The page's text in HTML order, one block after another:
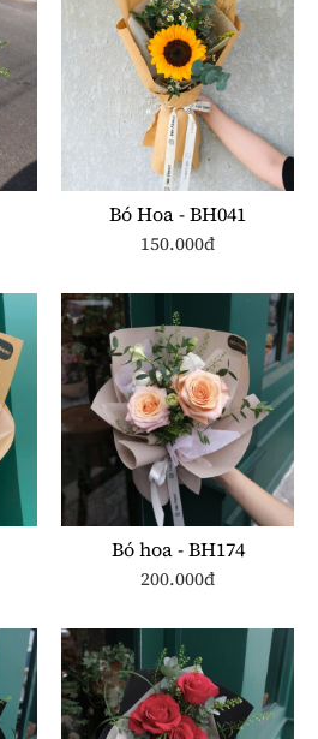
Bó Hoa - BH041
150.000đ
Bó hoa - BH174
200.000đ